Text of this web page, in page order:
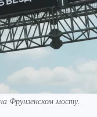
Фрунзенском мосту.